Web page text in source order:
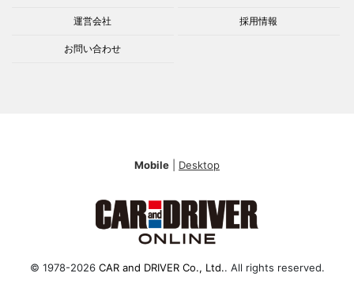
運営会社 採用情報
お問い合わせ
Mobile Desktop
© 1978-2026 CAR and DRIVER Co., Ltd.. All rights reserved.